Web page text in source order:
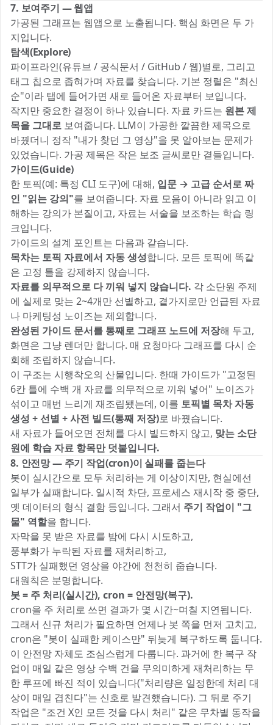
7. 보여주기 — 웹앱
가공된 그래프는 웹앱으로 노출됩니다. 핵심 화면은 두 가
지입니다.
탐색(Explore)
파이프라인(유튜브 / 공식문서 / GitHub / 웹)별로, 그리고
태그 칩으로 좁혀가며 자료를 찾습니다. 기본 정렬은 "최신
순"이라 탭에 들어가면 새로 들어온 자료부터 보입니다.
작지만 중요한 결정이 하나 있습니다. 자료 카드는 원본 제
목을 그대로 보여줍니다. LLM이 가공한 깔끔한 제목으로
바꿨더니 정작 "내가 찾던 그 영상"을 못 알아보는 문제가
있었습니다. 가공 제목은 작은 보조 글씨로만 곁들입니다.
가이드(Guide)
한 토픽(예: 특정 CLI 도구)에 대해, 입문 → 고급 순서로 짜
인 "읽는 강의"를 보여줍니다. 자료 모음이 아니라 읽고 이
해하는 강의가 본질이고, 자료는 서술을 보조하는 학습 링
크입니다.
가이드의 설계 포인트는 다음과 같습니다.
목차는 토픽 자료에서 자동 생성합니다. 모든 토픽에 똑같
은 고정 틀을 강제하지 않습니다.
자료를 의무적으로 다 끼워 넣지 않습니다. 각 소단원 주제
에 실제로 맞는 2~4개만 선별하고, 곁가지로만 언급된 자료
나 마케팅성 노이즈는 제외합니다.
완성된 가이드 문서를 통째로 그래프 노드에 저장해 두고,
화면은 그냥 렌더만 합니다. 매 요청마다 그래프를 다시 순
회해 조립하지 않습니다.
이 구조는 시행착오의 산물입니다. 한때 가이드가 "고정된
6칸 틀에 수백 개 자료를 의무적으로 끼워 넣어" 노이즈가
섞이고 매번 느리게 재조립됐는데, 이를 토픽별 목차 자동
생성 + 선별 + 사전 빌드(통째 저장)로 바꿨습니다.
새 자료가 들어오면 전체를 다시 빌드하지 않고, 맞는 소단
원에 학습 자료 항목만 덧붙입니다.
8. 안전망 — 주기 작업(cron)이 실패를 줍는다
봇이 실시간으로 모두 처리하는 게 이상이지만, 현실에선
일부가 실패합니다. 일시적 차단, 프로세스 재시작 중 중단,
옛 데이터의 형식 결함 등입니다. 그래서 주기 작업이 "그
물" 역할을 합니다.
자막을 못 받은 자료를 밤에 다시 시도하고,
풍부화가 누락된 자료를 재처리하고,
STT가 실패했던 영상을 야간에 천천히 줍습니다.
대원칙은 분명합니다.
봇 = 주 처리(실시간), cron = 안전망(복구).
cron을 주 처리로 쓰면 결과가 몇 시간~며칠 지연됩니다.
그래서 신규 처리가 필요하면 언제나 봇 쪽을 먼저 고치고,
cron은 "봇이 실패한 케이스만" 뒤늦게 복구하도록 둡니다.
이 안전망 자체도 조심스럽게 다룹니다. 과거에 한 복구 작
업이 매일 같은 영상 수백 건을 무의미하게 재처리하는 무
한 루프에 빠진 적이 있습니다("처리량은 일정한데 처리 대
상이 매일 겹친다"는 신호로 발견했습니다). 그 뒤로 주기
작업은 "조건 X인 모든 것을 다시 처리" 같은 무차별 동작을